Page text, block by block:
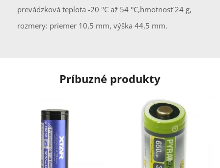
prevádzková teplota -20 °C až 54 °C,hmotnosť 24 g,
rozmery: priemer 10,5 mm, výška 44,5 mm.
Príbuzné produkty